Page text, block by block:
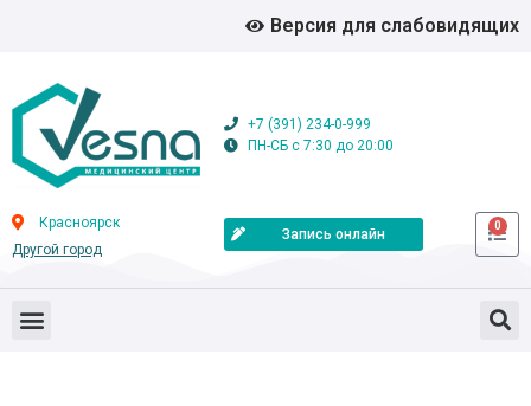
Версия для слабовидящих
+7 (391) 234-0-999
ПН-СБ с 7:30 до 20:00
Красноярск
Другой город
Запись онлайн
0